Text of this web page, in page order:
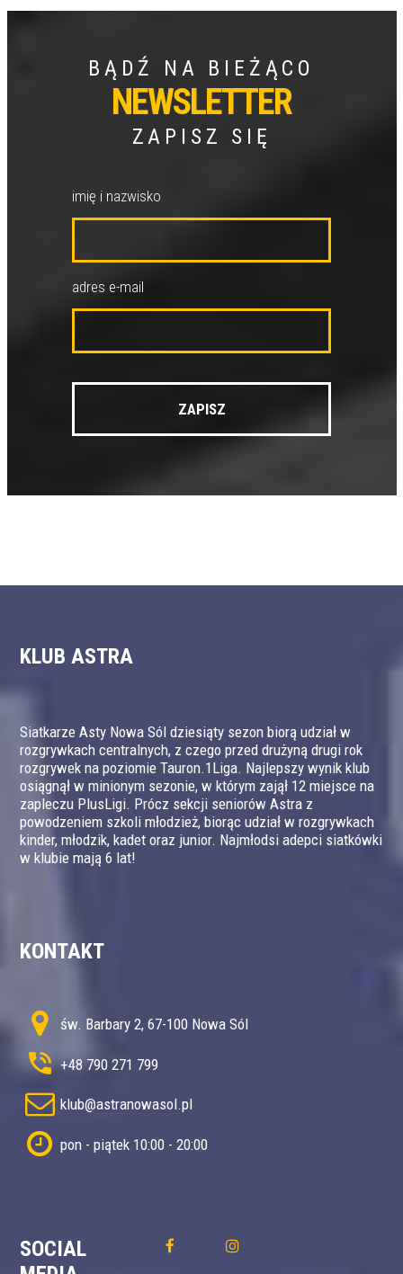
BĄDŹ NA BIEŻĄCO
NEWSLETTER
ZAPISZ SIĘ
imię i nazwisko
adres e-mail
KLUB ASTRA
Siatkarze Asty Nowa Sól dziesiąty sezon biorą udział w
rozgrywkach centralnych, z czego przed drużyną drugi rok
rozgrywek na poziomie Tauron.1Liga. Najlepszy wynik klub
osiągnął w minionym sezonie, w którym zajął 12 miejsce na
zapleczu PlusLigi. Prócz sekcji seniorów Astra z
powodzeniem szkoli młodzież, biorąc udział w rozgrywkach
kinder, młodzik, kadet oraz junior. Najmłodsi adepci siatkówki
w klubie mają 6 lat!
KONTAKT
św. Barbary 2, 67-100 Nowa Sól
+48 790 271 799
klub@astranowasol.pl
pon - piątek 10:00 - 20:00
SOCIAL